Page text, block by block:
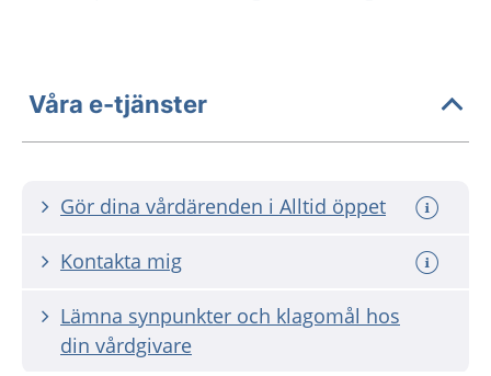
Våra e-tjänster
Gör dina vårdärenden i Alltid öppet
Kontakta mig
Lämna synpunkter och klagomål hos
din vårdgivare